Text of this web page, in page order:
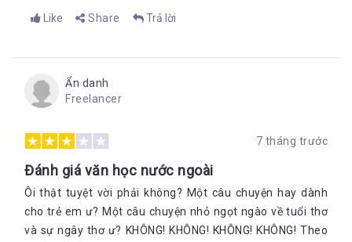
Like Share Trả lời
Ẩn danh
Freelancer
7 tháng trước
Đánh giá văn học nước ngoài
Ôi thật tuyệt vời phải không? Một câu chuyện hay dành
cho trẻ em ư? Một câu chuyện nhỏ ngọt ngào về tuổi thơ
và sự ngây thơ ư? KHÔNG! KHÔNG! KHÔNG! KHÔNG! Theo